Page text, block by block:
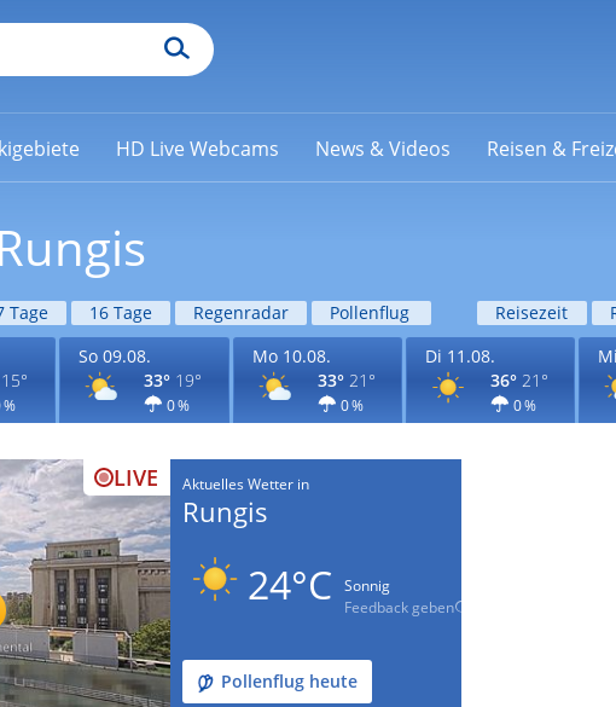
HD Live Webcams News & Videos Reisen &
Tage 16 Tage Regenradar Pollenflug Reisezeit
15°
%
So 09.08.
33° 19°
0 %
Mo 10.08.
33° 21°
0 %
Di 11.08.
36° 21°
0 %
LIVE Aktuelles Wetter in
Rungis
24°C
Sonnig
Feedback geben
Pollenflug heute